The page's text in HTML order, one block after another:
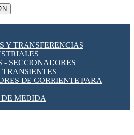
Y TRANSFERENCIAS
- SECCIONADORES
TRANSIENTES
DE CORRIENTE PARA
MEDIDA